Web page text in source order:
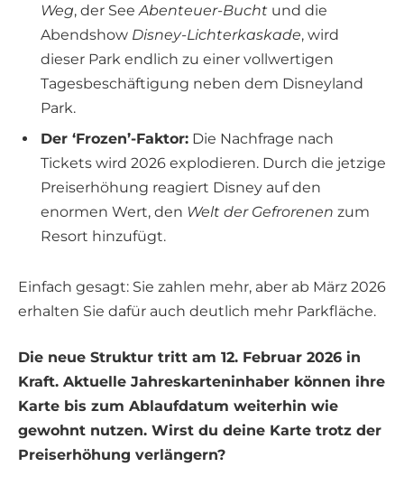
Weg, der SeeAbenteuer-Bucht und die
Abendshow Disney-Lichterkaskade, wird
dieser Park endlich zu einer vollwertigen
Tagesbeschäftigung neben dem Disneyland
Park.
Der ‘Frozen’-Faktor: Die Nachfrage nach
Tickets wird 2026 explodieren. Durch die jetzige
Preiserhöhung reagiert Disney auf den
enormen Wert, den Welt der Gefrorenen zum
Resort hinzufügt.
Einfach gesagt: Sie zahlen mehr, aber ab März 2026
erhalten Sie dafür auch deutlich mehr Parkfläche.
Die neue Struktur tritt am 12. Februar 2026 in
Kraft. Aktuelle Jahreskarteninhaber können ihre
Karte bis zum Ablaufdatum weiterhin wie
gewohnt nutzen. Wirst du deine Karte trotz der
Preiserhöhung verlängern?